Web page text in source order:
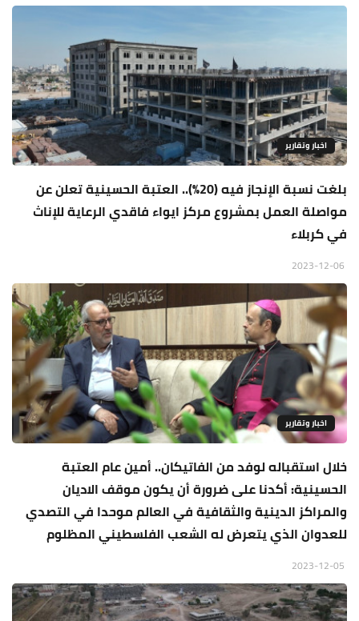
اخبار وتقارير
بلغت نسبة الإنجاز فيه (20%).. العتبة الحسينية تعلن عن
مواصلة العمل بمشروع مركز ايواء فاقدي الرعاية للإناث
في كربلاء
اخبار وتقارير
خلال استقباله لوفد من الفاتيكان.. أمين عام العتبة
الحسينية: أكدنا على ضرورة أن يكون موقف الاديان
والمراكز الدينية والثقافية في العالم موحدا في التصدي
للعدوان الذي يتعرض له الشعب الفلسطيني المظلوم